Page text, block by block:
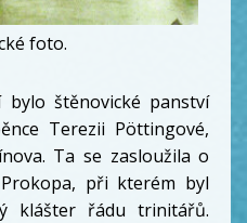
foto.
štěnovické panství
Terezii Pöttingové,
Ta se zasloužila o
při kterém byl
klášter řádu trinitářů.